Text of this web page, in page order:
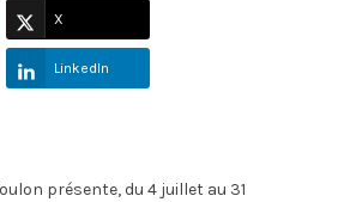
X
LinkedIn
présente, du 4 juillet au 31